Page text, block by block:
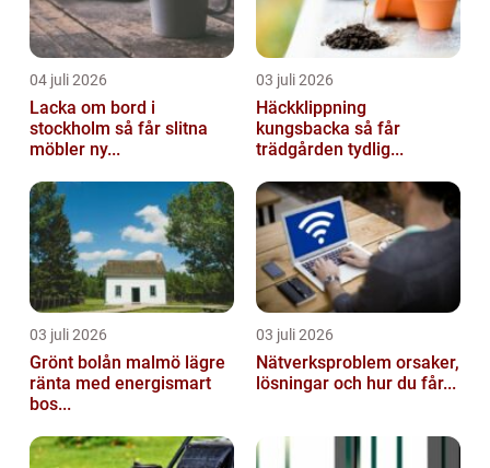
04 juli 2026
Lacka om bord i
stockholm så får slitna
möbler ny...
03 juli 2026
Häckklippning
kungsbacka så får
trädgården tydlig...
03 juli 2026
Grönt bolån malmö lägre
ränta med energismart
bos...
03 juli 2026
Nätverksproblem orsaker,
lösningar och hur du får...